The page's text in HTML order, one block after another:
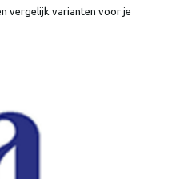
vergelijk varianten voor je